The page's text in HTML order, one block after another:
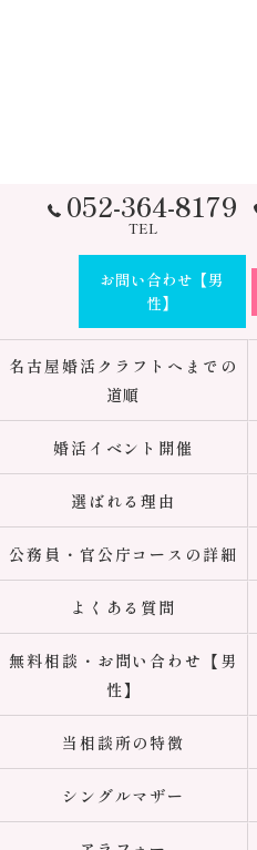
052-364-8179
TEL
お問い合わせ【男
性】
名古屋婚活クラフトへまでの
道順
婚活イベント開催
選ばれる理由
公務員・官公庁コースの詳細
よくある質問
無料相談・お問い合わせ【男
性】
当相談所の特徴
シングルマザー